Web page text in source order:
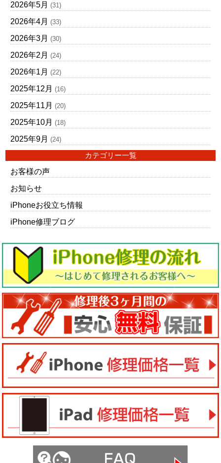
2026年5月 (31)
2026年4月 (33)
2026年3月 (30)
2026年2月 (24)
2026年1月 (22)
2025年12月 (16)
2025年11月 (20)
2025年10月 (18)
2025年9月 (24)
カテゴリー一覧
お客様の声
お知らせ
iPhoneお役立ち情報
iPhone修理ブログ